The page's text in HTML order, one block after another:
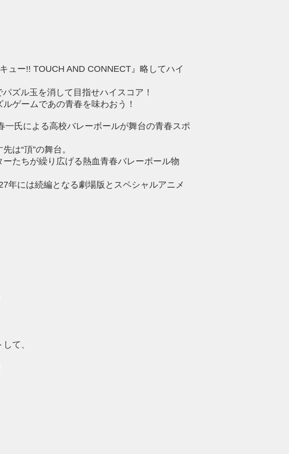
ュー!! TOUCH AND CONNECT』略してハイ
ズル玉を消して目指せハイスコア！
ゲームであの青春を味わおう！
氏による高校バレーボールが舞台の青春スポ
は“頂”の舞台。
たちが繰り広げる熱血青春バレーボール物
年には続編となる劇場版とスペシャルアニメ
て、